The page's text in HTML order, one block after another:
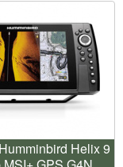
Helix 9